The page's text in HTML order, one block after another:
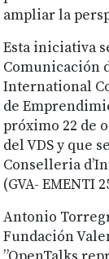
ampliar la
Esta iniciativa
Comunicación
International
de
próximo 22 de
del VDS y que
Conselleria
(GVA- EMENTI
Antonio
Fundación